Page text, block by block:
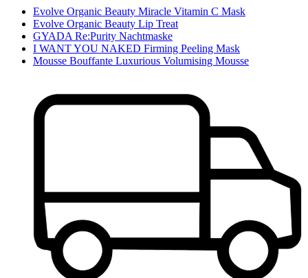
Evolve Organic Beauty Miracle Vitamin C Mask
Evolve Organic Beauty Lip Treat
GYADA Re:Purity Nachtmaske
I WANT YOU NAKED Firming Peeling Mask
Mousse Bouffante Luxurious Volumising Mousse